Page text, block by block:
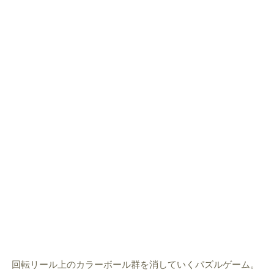
回転リール上のカラーボール群を消していくパズルゲーム。